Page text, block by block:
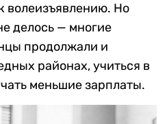
волеизъявлению. Но
делось — многие
продолжали и
районах, учиться в
меньшие зарплаты.